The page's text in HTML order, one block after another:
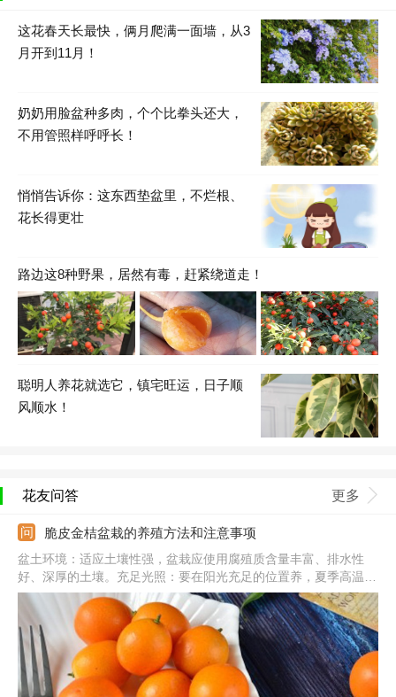
这花春天长最快，俩月爬满一面墙，从3
月开到11月！
奶奶用脸盆种多肉，个个比拳头还大，
不用管照样呼呼长！
悄悄告诉你：这东西垫盆里，不烂根、
花长得更壮
路边这8种野果，居然有毒，赶紧绕道走！
聪明人养花就选它，镇宅旺运，日子顺
风顺水！
花友问答 更多
脆皮金桔盆栽的养殖方法和注意事项
盆土环境：适应土壤性强，盆栽应使用腐殖质含量丰富、排水性
好、深厚的土壤。充足光照：要在阳光充足的位置养，夏季高温天
气需在凉爽处养。补充水分：保持盆土处于微微湿润状，忌积水产
生，水分过量易烂根。注意事项：换盆的话可在春季进行，并在换
盆时剪掉生长不良的根系。